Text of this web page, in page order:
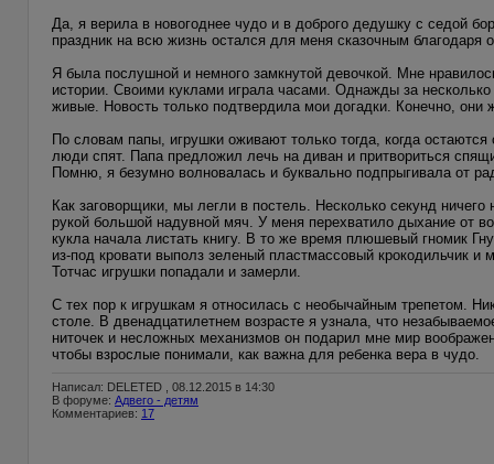
Да, я верила в новогоднее чудо и в доброго дедушку с седой
праздник на всю жизнь остался для меня сказочным
Я была послушной и немного замкнутой девочкой. Мне
истории. Своими куклами играла часами. Однажды за
живые. Новость только подтвердила мои догадки. Конечно,
По словам папы, игрушки оживают только тогда, когда
люди спят. Папа предложил лечь на диван и притвориться
Помню, я безумно волновалась и буквально подпрыгивала от
Как заговорщики, мы легли в постель. Несколько секунд
рукой большой надувной мяч. У меня перехватило дыхание от
кукла начала листать книгу. В то же время плюшевый гномик
из-под кровати выполз зеленый пластмассовый крокодильчик
Тотчас игрушки попадали и замерли.
С тех пор к игрушкам я относилась с необычайным трепетом.
столе. В двенадцатилетнем возрасте я узнала, что
ниточек и несложных механизмов он подарил мне мир
чтобы взрослые понимали, как важна для ребенка вера в чудо.
Написал: DELETED , 08.12.2015 в 14:30
В форуме: Адвего - детям
Комментариев: 17